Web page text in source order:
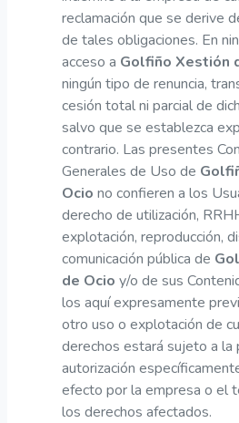
reclamación que se derive
de tales obligaciones. En
acceso a Golfiño Xestión
ningún tipo de renuncia,
cesión total ni parcial de
salvo que se establezca
contrario. Las presentes
Generales de Uso de
Ocio no confieren a los
derecho de utilización,
explotación, reproducción,
comunicación pública de
de Ocio y/o de sus
los aquí expresamente
otro uso o explotación de
derechos estará sujeto a la
autorización
efecto por la empresa o el
los derechos afectados.